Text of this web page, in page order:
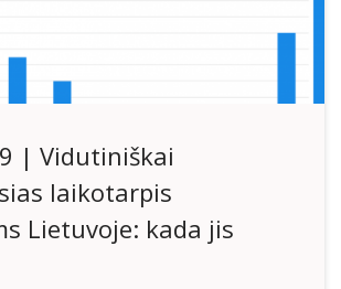
| Vidutiniškai
laikotarpis
Lietuvoje: kada jis